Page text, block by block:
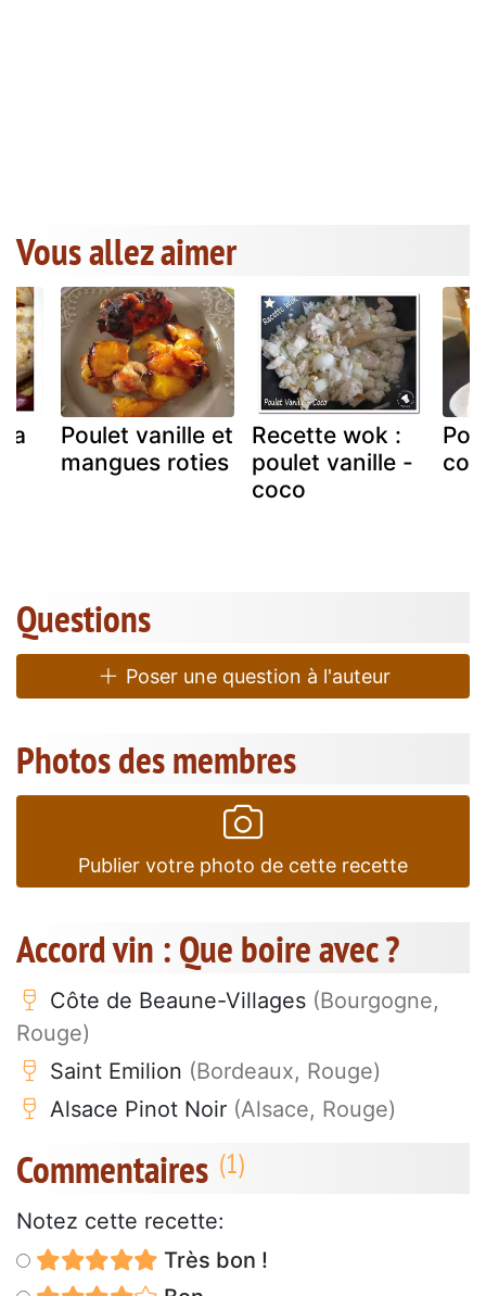
Vous allez aimer
la
Poulet vanille et
mangues roties
Recette wok :
poulet vanille -
coco
Questions
Poser une question à l'auteur
Photos des membres
Publier votre photo de cette recette
Accord vin : Que boire avec ?
Côte de Beaune-Villages (Bourgogne,
Rouge)
Saint Emilion (Bordeaux, Rouge)
Alsace Pinot Noir (Alsace, Rouge)
Commentaires
Notez cette recette:
Très bon !